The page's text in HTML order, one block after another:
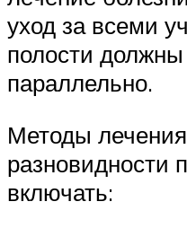
уход за всеми
полости
параллельно.
Методы
разновидности
включать: